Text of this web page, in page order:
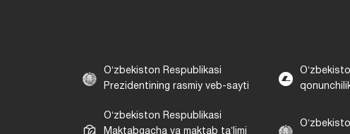
Oʻzbekiston Respublikasi
Prezidentining rasmiy veb-sayti
Oʻzbekiston Respublikasi
Maktabgacha va maktab taʼlimi